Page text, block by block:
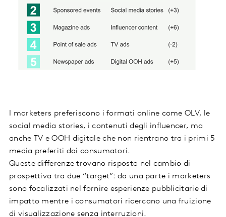
I marketers preferiscono i formati online come OLV, le
social media stories, i contenuti degli influencer, ma
anche TV e OOH digitale che non rientrano tra i primi 5
media preferiti dai consumatori.
Queste differenze trovano risposta nel cambio di
prospettiva tra due “target”: da una parte i marketers
sono focalizzati nel fornire esperienze pubblicitarie di
impatto mentre i consumatori ricercano una fruizione
di visualizzazione senza interruzioni.